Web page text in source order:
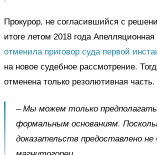
Прокурор, не согласившийся с
итоге летом 2018 года
отменила приговор суда первой
на новое судебное рассмотрение.
отменена только резолютивная часть.
– Мы можем только
формальным основаниям.
доказательств предоставлено